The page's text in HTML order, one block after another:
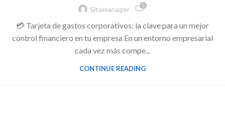
Sitemanager 0
💳 Tarjeta de gastos corporativos: la clave para un mejor
control financiero en tu empresa En un entorno empresarial
cada vez más compe...
CONTINUE READING